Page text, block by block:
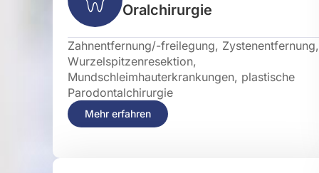
Oralchirurgie
Zahnentfernung/-freilegung, Zystenentfernung,
Wurzelspitzenresektion,
Mundschleimhauterkrankungen, plastische
Parodontalchirurgie
Mehr erfahren